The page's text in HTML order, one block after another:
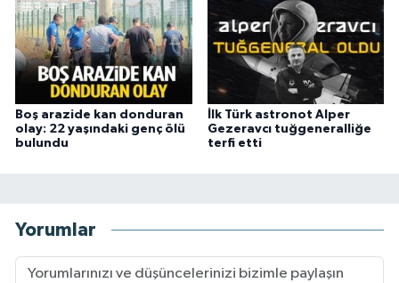
Boş arazide kan donduran
olay: 22 yaşındaki genç ölü
bulundu
İlk Türk astronot Alper
Gezeravcı tuğgeneralliğe
terfi etti
Yorumlar